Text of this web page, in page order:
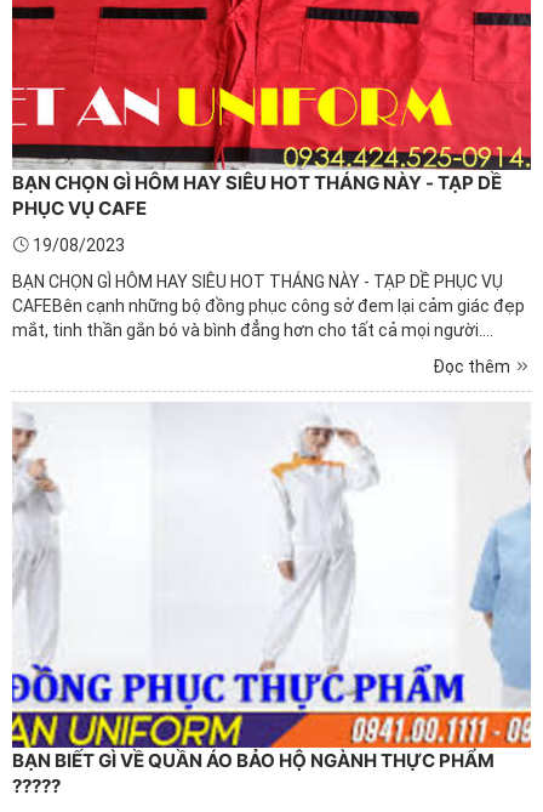
BẠN CHỌN GÌ HÔM HAY SIÊU HOT THÁNG NÀY - TẠP DỀ
PHỤC VỤ CAFE
19/08/2023
BẠN CHỌN GÌ HÔM HAY SIÊU HOT THÁNG NÀY - TẠP DỀ PHỤC VỤ
CAFEBên cạnh những bộ đồng phục công sở đem lại cảm giác đẹp
mắt, tinh thần gắn bó và bình đẳng hơn cho tất cả mọi người.
hiệu và tạo dựng niềm tin trong mắt khách hàng, đặc biệt là ...
Đọc thêm
BẠN BIẾT GÌ VỀ QUẦN ÁO BẢO HỘ NGÀNH THỰC PHẨM
?????